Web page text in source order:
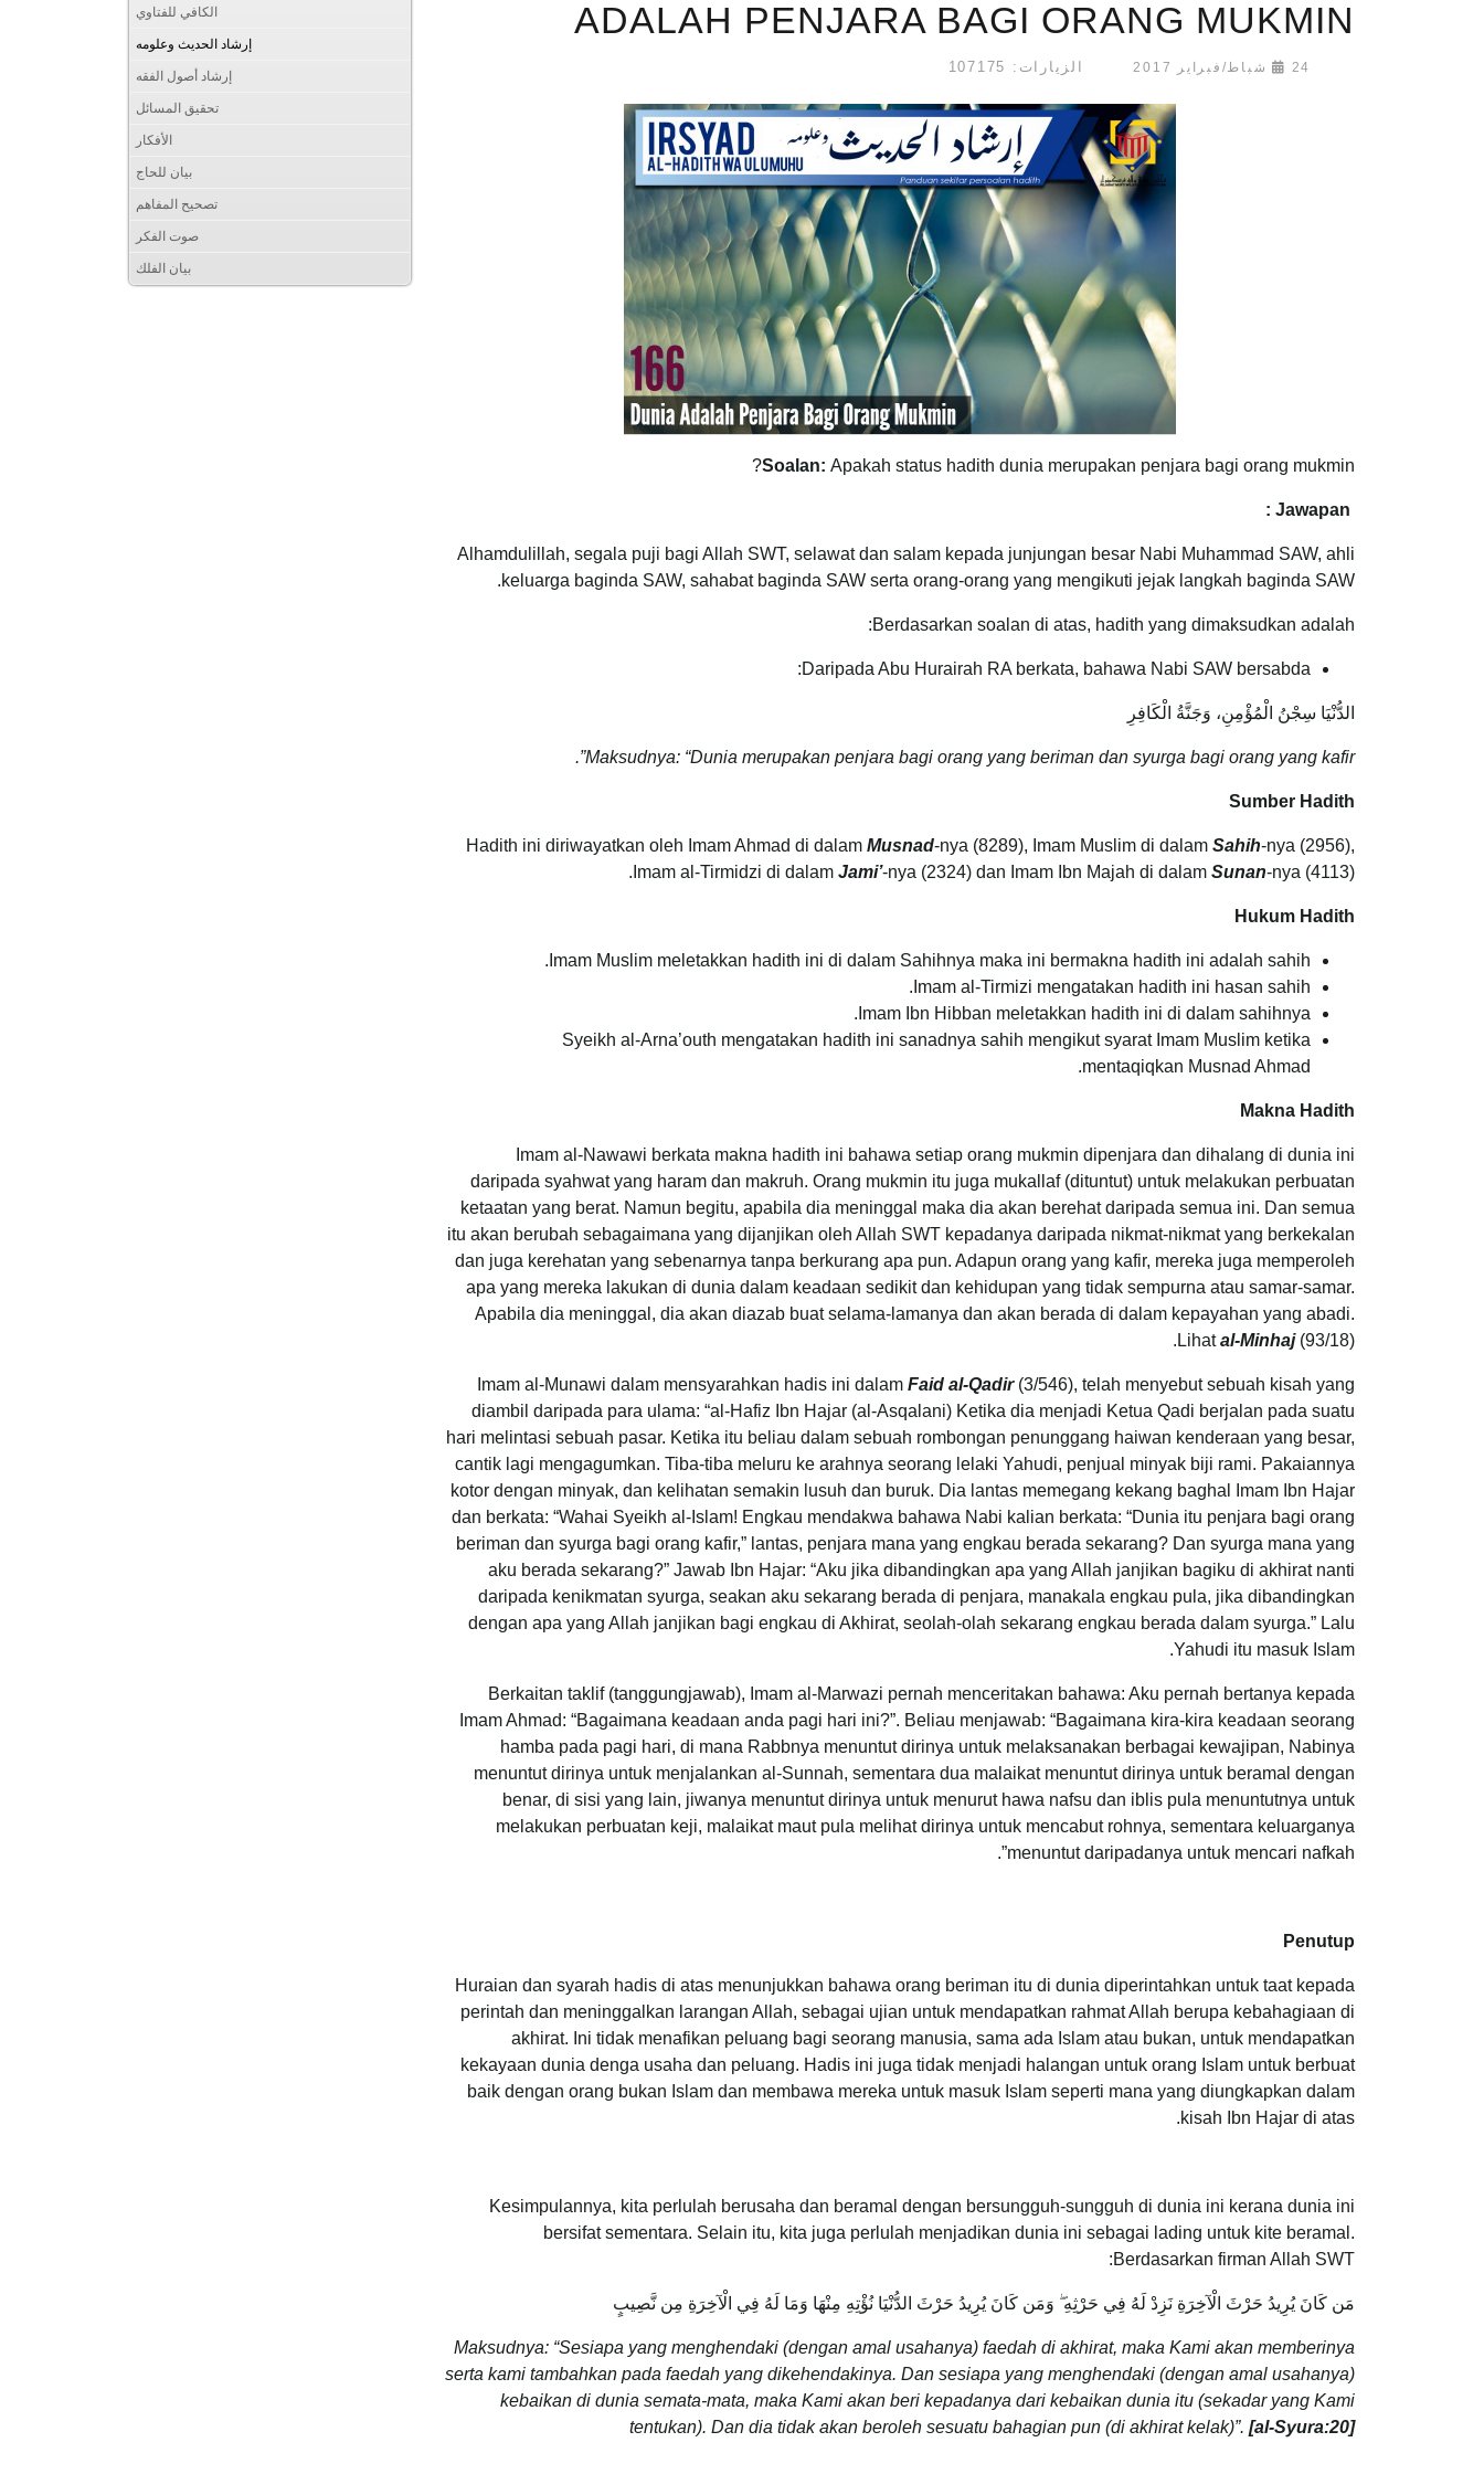
ADALAH PENJARA BAGI ORANG MUKMIN
24 شباط/فبراير 2017 الزيارات: 107175
Soalan: Apakah status hadith dunia merupakan penjara bagi orang mukmin?
Jawapan :
Alhamdulillah, segala puji bagi Allah SWT, selawat dan salam kepada junjungan besar Nabi Muhammad SAW, ahli
keluarga baginda SAW, sahabat baginda SAW serta orang-orang yang mengikuti jejak langkah baginda SAW.
Berdasarkan soalan di atas, hadith yang dimaksudkan adalah:
Daripada Abu Hurairah RA berkata, bahawa Nabi SAW bersabda:
الدُّنْيَا سِجْنُ الْمُؤْمِنِ، وَجَنَّةُ الْكَافِرِ
Maksudnya: “Dunia merupakan penjara bagi orang yang beriman dan syurga bagi orang yang kafir”.
Sumber Hadith
Hadith ini diriwayatkan oleh Imam Ahmad di dalam Musnad-nya (8289), Imam Muslim di dalam Sahih-nya (2956),
Imam al-Tirmidzi di dalam Jami’-nya (2324) dan Imam Ibn Majah di dalam Sunan-nya (4113).
Hukum Hadith
Imam Muslim meletakkan hadith ini di dalam Sahihnya maka ini bermakna hadith ini adalah sahih.
Imam al-Tirmizi mengatakan hadith ini hasan sahih.
Imam Ibn Hibban meletakkan hadith ini di dalam sahihnya.
Syeikh al-Arna’outh mengatakan hadith ini sanadnya sahih mengikut syarat Imam Muslim ketika
mentaqiqkan Musnad Ahmad.
Makna Hadith
Imam al-Nawawi berkata makna hadith ini bahawa setiap orang mukmin dipenjara dan dihalang di dunia ini
daripada syahwat yang haram dan makruh. Orang mukmin itu juga mukallaf (dituntut) untuk melakukan perbuatan
ketaatan yang berat. Namun begitu, apabila dia meninggal maka dia akan berehat daripada semua ini. Dan semua
itu akan berubah sebagaimana yang dijanjikan oleh Allah SWT kepadanya daripada nikmat-nikmat yang berkekalan
dan juga kerehatan yang sebenarnya tanpa berkurang apa pun. Adapun orang yang kafir, mereka juga memperoleh
apa yang mereka lakukan di dunia dalam keadaan sedikit dan kehidupan yang tidak sempurna atau samar-samar.
Apabila dia meninggal, dia akan diazab buat selama-lamanya dan akan berada di dalam kepayahan yang abadi.
Lihat al-Minhaj (93/18).
Imam al-Munawi dalam mensyarahkan hadis ini dalam Faid al-Qadir (3/546), telah menyebut sebuah kisah yang
diambil daripada para ulama: “al-Hafiz Ibn Hajar (al-Asqalani) Ketika dia menjadi Ketua Qadi berjalan pada suatu
hari melintasi sebuah pasar. Ketika itu beliau dalam sebuah rombongan penunggang haiwan kenderaan yang besar,
cantik lagi mengagumkan. Tiba-tiba meluru ke arahnya seorang lelaki Yahudi, penjual minyak biji rami. Pakaiannya
kotor dengan minyak, dan kelihatan semakin lusuh dan buruk. Dia lantas memegang kekang baghal Imam Ibn Hajar
dan berkata: “Wahai Syeikh al-Islam! Engkau mendakwa bahawa Nabi kalian berkata: “Dunia itu penjara bagi orang
beriman dan syurga bagi orang kafir,” lantas, penjara mana yang engkau berada sekarang? Dan syurga mana yang
aku berada sekarang?” Jawab Ibn Hajar: “Aku jika dibandingkan apa yang Allah janjikan bagiku di akhirat nanti
daripada kenikmatan syurga, seakan aku sekarang berada di penjara, manakala engkau pula, jika dibandingkan
dengan apa yang Allah janjikan bagi engkau di Akhirat, seolah-olah sekarang engkau berada dalam syurga.” Lalu
Yahudi itu masuk Islam.
Berkaitan taklif (tanggungjawab), Imam al-Marwazi pernah menceritakan bahawa: Aku pernah bertanya kepada
Imam Ahmad: “Bagaimana keadaan anda pagi hari ini?”. Beliau menjawab: “Bagaimana kira-kira keadaan seorang
hamba pada pagi hari, di mana Rabbnya menuntut dirinya untuk melaksanakan berbagai kewajipan, Nabinya
menuntut dirinya untuk menjalankan al-Sunnah, sementara dua malaikat menuntut dirinya untuk beramal dengan
benar, di sisi yang lain, jiwanya menuntut dirinya untuk menurut hawa nafsu dan iblis pula menuntutnya untuk
melakukan perbuatan keji, malaikat maut pula melihat dirinya untuk mencabut rohnya, sementara keluarganya
menuntut daripadanya untuk mencari nafkah”.
Penutup
Huraian dan syarah hadis di atas menunjukkan bahawa orang beriman itu di dunia diperintahkan untuk taat kepada
perintah dan meninggalkan larangan Allah, sebagai ujian untuk mendapatkan rahmat Allah berupa kebahagiaan di
akhirat. Ini tidak menafikan peluang bagi seorang manusia, sama ada Islam atau bukan, untuk mendapatkan
kekayaan dunia denga usaha dan peluang. Hadis ini juga tidak menjadi halangan untuk orang Islam untuk berbuat
baik dengan orang bukan Islam dan membawa mereka untuk masuk Islam seperti mana yang diungkapkan dalam
kisah Ibn Hajar di atas.
Kesimpulannya, kita perlulah berusaha dan beramal dengan bersungguh-sungguh di dunia ini kerana dunia ini
bersifat sementara. Selain itu, kita juga perlulah menjadikan dunia ini sebagai lading untuk kite beramal.
Berdasarkan firman Allah SWT:
مَن كَانَ يُرِيدُ حَرْثَ الْآخِرَةِ نَزِدْ لَهُ فِي حَرْثِهِ ۖ وَمَن كَانَ يُرِيدُ حَرْثَ الدُّنْيَا نُؤْتِهِ مِنْهَا وَمَا لَهُ فِي الْآخِرَةِ مِن نَّصِيبٍ
Maksudnya: “Sesiapa yang menghendaki (dengan amal usahanya) faedah di akhirat, maka Kami akan memberinya
serta kami tambahkan pada faedah yang dikehendakinya. Dan sesiapa yang menghendaki (dengan amal usahanya)
kebaikan di dunia semata-mata, maka Kami akan beri kepadanya dari kebaikan dunia itu (sekadar yang Kami
tentukan). Dan dia tidak akan beroleh sesuatu bahagian pun (di akhirat kelak)”. [al-Syura:20]
الكافي للفتاوي
إرشاد الحديث وعلومه
إرشاد أصول الفقه
تحقيق المسائل
الأفكار
بيان للحاج
تصحيح المفاهم
صوت الفكر
بيان الفلك